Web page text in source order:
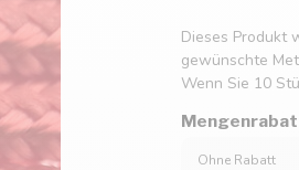
Dieses Produkt
gewünschte
Wenn Sie 10
Ohne Rabatt